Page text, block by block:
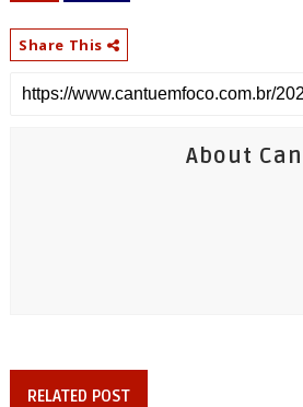
Share This
About
RELATED POST